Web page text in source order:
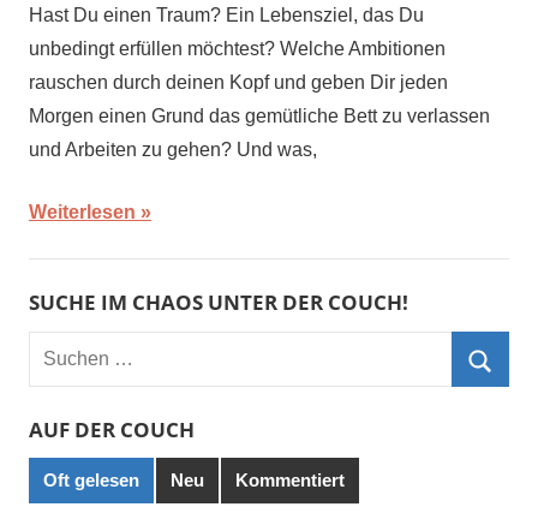
Hast Du einen Traum? Ein Lebensziel, das Du
unbedingt erfüllen möchtest? Welche Ambitionen
rauschen durch deinen Kopf und geben Dir jeden
Morgen einen Grund das gemütliche Bett zu verlassen
und Arbeiten zu gehen? Und was,
Weiterlesen
SUCHE IM CHAOS UNTER DER COUCH!
Suchen
AUF DER COUCH
Oft gelesen Neu Kommentiert